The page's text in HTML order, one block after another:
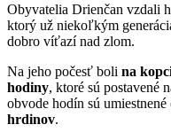
Obyvatelia Drienčan vzdali
ktorý už niekoľkým
dobro víťazí nad zlom.
Na jeho počesť boli na
hodiny, ktoré sú postavené
obvode hodín sú umiestnené
hrdinov.